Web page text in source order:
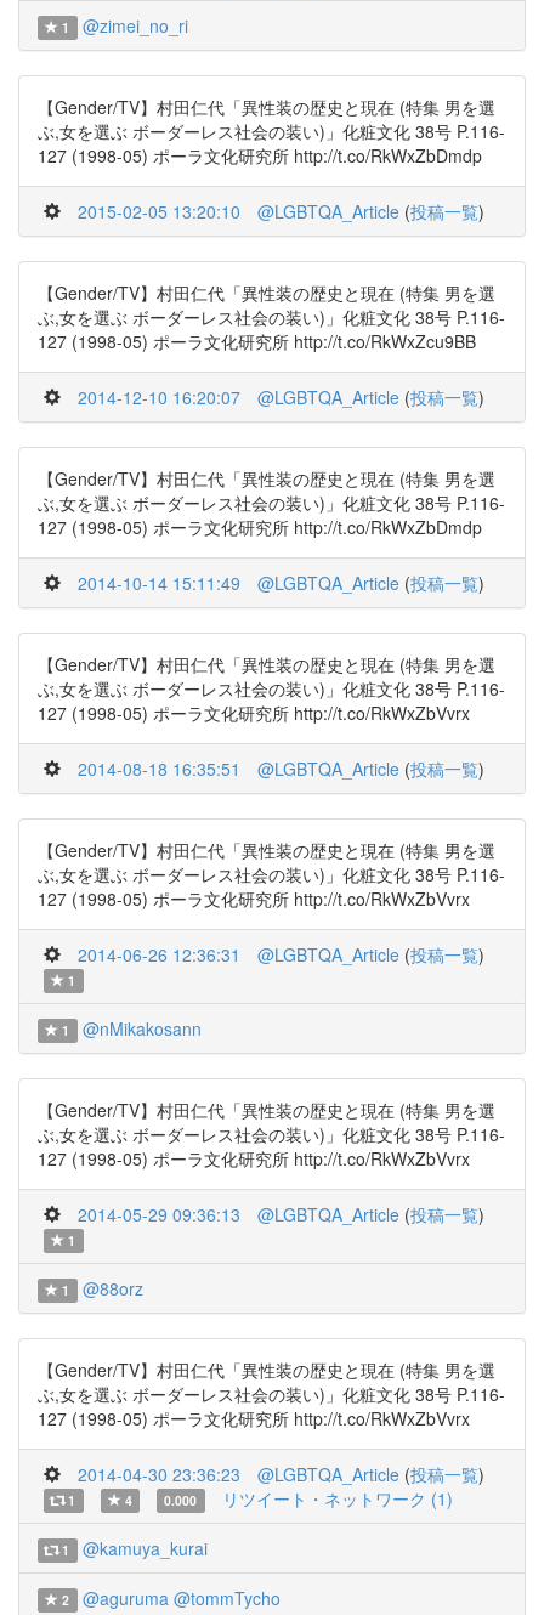
1 @zimei_no_ri
【Gender/TV】村田仁代「異性装の歴史と現在 (特集 男を選
ぶ,女を選ぶ ボーダーレス社会の装い)」化粧文化 38号 P.116-
127 (1998-05) ポーラ文化研究所 http://t.co/RkWxZbDmdp
2015-02-05 13:20:10 @LGBTQA_Article (投稿一覧)
【Gender/TV】村田仁代「異性装の歴史と現在 (特集 男を選
ぶ,女を選ぶ ボーダーレス社会の装い)」化粧文化 38号 P.116-
127 (1998-05) ポーラ文化研究所 http://t.co/RkWxZcu9BB
2014-12-10 16:20:07 @LGBTQA_Article (投稿一覧)
【Gender/TV】村田仁代「異性装の歴史と現在 (特集 男を選
ぶ,女を選ぶ ボーダーレス社会の装い)」化粧文化 38号 P.116-
127 (1998-05) ポーラ文化研究所 http://t.co/RkWxZbDmdp
2014-10-14 15:11:49 @LGBTQA_Article (投稿一覧)
【Gender/TV】村田仁代「異性装の歴史と現在 (特集 男を選
ぶ,女を選ぶ ボーダーレス社会の装い)」化粧文化 38号 P.116-
127 (1998-05) ポーラ文化研究所 http://t.co/RkWxZbVvrx
2014-08-18 16:35:51 @LGBTQA_Article (投稿一覧)
【Gender/TV】村田仁代「異性装の歴史と現在 (特集 男を選
ぶ,女を選ぶ ボーダーレス社会の装い)」化粧文化 38号 P.116-
127 (1998-05) ポーラ文化研究所 http://t.co/RkWxZbVvrx
2014-06-26 12:36:31 @LGBTQA_Article (投稿一覧)
1
1 @nMikakosann
【Gender/TV】村田仁代「異性装の歴史と現在 (特集 男を選
ぶ,女を選ぶ ボーダーレス社会の装い)」化粧文化 38号 P.116-
127 (1998-05) ポーラ文化研究所 http://t.co/RkWxZbVvrx
2014-05-29 09:36:13 @LGBTQA_Article (投稿一覧)
1
1 @88orz
【Gender/TV】村田仁代「異性装の歴史と現在 (特集 男を選
ぶ,女を選ぶ ボーダーレス社会の装い)」化粧文化 38号 P.116-
127 (1998-05) ポーラ文化研究所 http://t.co/RkWxZbVvrx
2014-04-30 23:36:23 @LGBTQA_Article (投稿一覧)
1 4 0.000 リツイート・ネットワーク (1)
1 @kamuya_kurai
2 @aguruma @tommTycho